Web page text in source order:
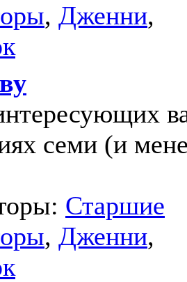
, Дженни,
семи (и
Старшие
, Дженни,